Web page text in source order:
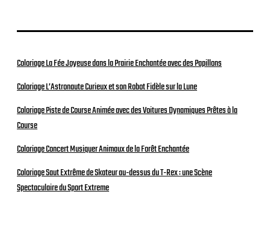
Coloriage La Fée Joyeuse dans la Prairie Enchantée avec des Papillons
Coloriage L’Astronaute Curieux et son Robot Fidèle sur la Lune
Coloriage Piste de Course Animée avec des Voitures Dynamiques Prêtes à la
Course
Coloriage Concert Musiquer Animaux de la Forêt Enchantée
Coloriage Saut Extrême de Skateur au-dessus du T-Rex : une Scène
Spectaculaire du Sport Extreme